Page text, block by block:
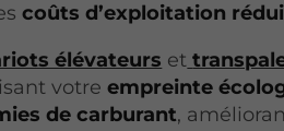
coûts d’exploitation
élévateurs et
votreempreinte
de carburant,